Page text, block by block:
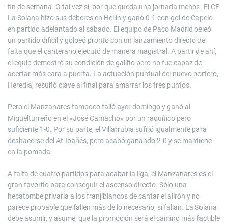
fin de semana. O tal vez sí, por que queda una jornada menos. El CF
La Solana hizo sus deberes en Hellín y ganó 0-1 con gol de Capelo
en partido adelantado al sábado. El equipo de Paco Madrid peleó
un partido difícil y golpeó pronto con un lanzamiento directo de
falta que el canterano ejecutó de manera magistral. A partir de ahí,
el equip demostró su condición de gallito pero no fue capaz de
acertar más cara a puerta. La actuación puntual del nuevo portero,
Heredia, resultó clave al final para amarrar los tres puntos.
Pero el Manzanares tampoco falló ayer domingo y ganó al
Miguelturreño en el «José Camacho» por un raquítico pero
suficiente 1-0. Por su parte, el Villarrubia sufrió igualmente para
deshacerse del At.Ibañés, pero acabó ganando 2-0 y se mantiene
en la pomada.
A falta de cuatro partidos para acabar la liga, el Manzanares es el
gran favorito para conseguir el ascenso directo. Sólo una
hecatombe privaría a los franjiblancos de cantar el alirón y no
parece probable que fallen más de lo necesario, si fallan. La Solana
debe asumir, y asume, que la promoción será el camino más factible